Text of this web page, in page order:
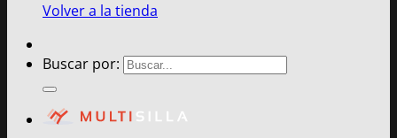
Volver a la tienda
Buscar por: